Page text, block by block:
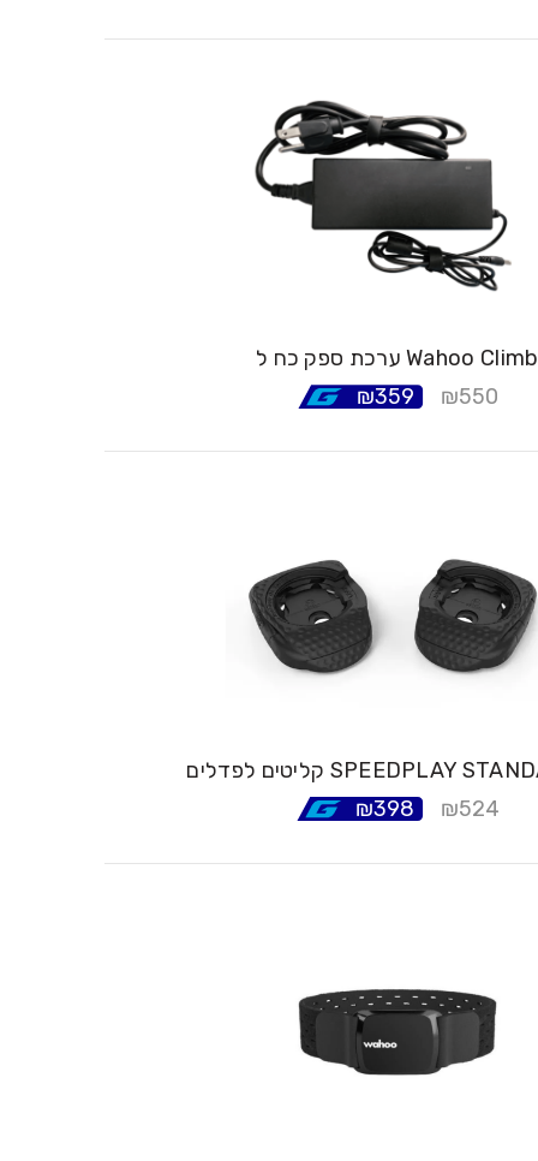
ערכת ספק כח ל Wahoo Climb
₪550
₪359
₪524
₪398